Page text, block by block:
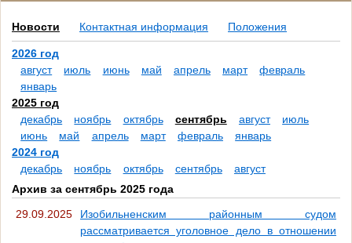
Новости Контактная информация Положения
2026 год
август
июль июнь май апрель март
февраль
январь
2025 год
декабрь
ноябрь октябрь сентябрь август
июль
июнь
май апрель март февраль
январь
2024 год
декабрь
ноябрь октябрь сентябрь
август
Архив за сентябрь 2025 года
29.09.2025
Изобильненским районным судом
рассматривается уголовное дело в отношении